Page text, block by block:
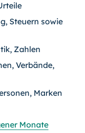
Steuern sowie
Zahlen
Verbände,
Marken
Monate